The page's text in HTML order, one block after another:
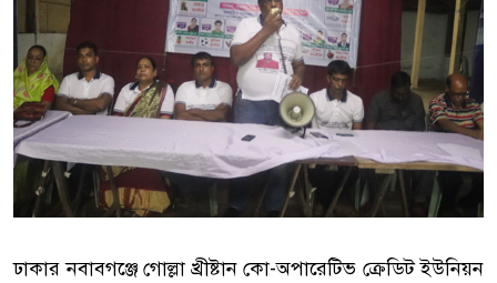
ঢাকার নবাবগঞ্জে গোল্লা খ্রীষ্টান কো-অপারেটিভ ক্রেডিট ইউনিয়ন